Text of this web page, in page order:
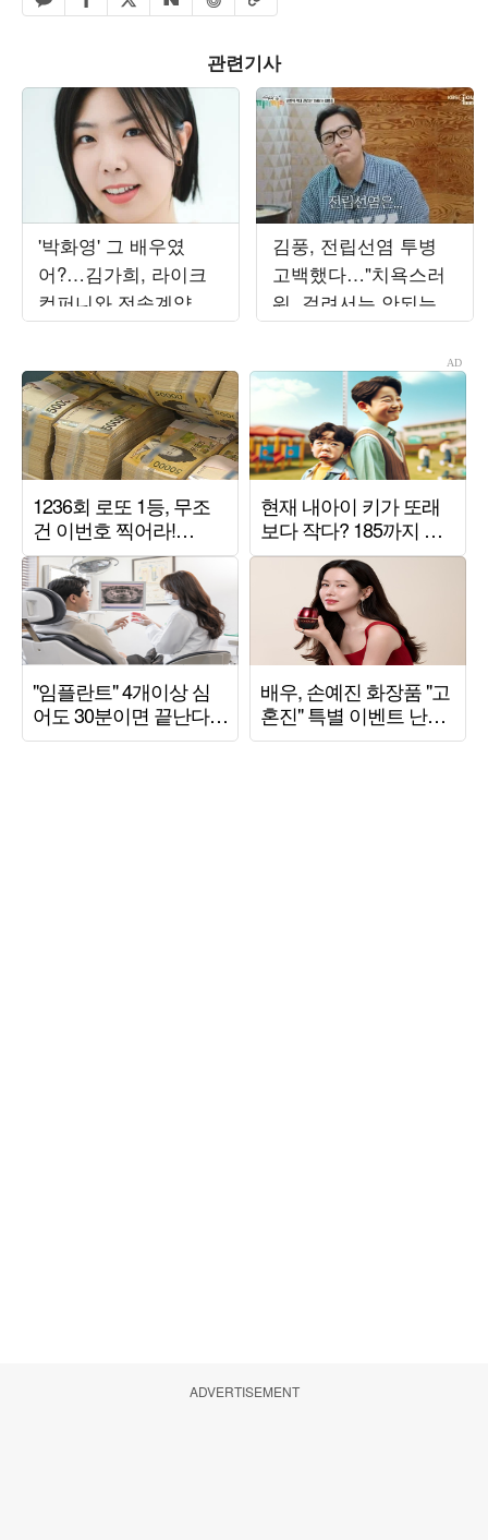
관련기사
'박화영' 그 배우였
어?…김가희, 라이크
컴퍼니와 전속계약
김풍, 전립선염 투병
고백했다…"치욕스러
워, 걸려서는 안되는
질환" ('끼리끼리')[종
ADVERTISEMENT